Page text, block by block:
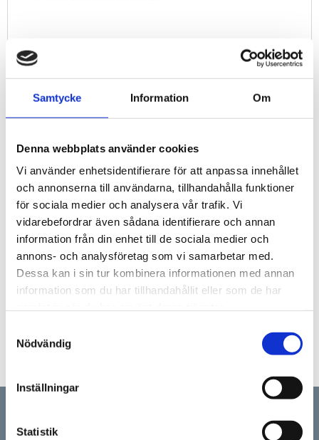
Samtycke Information Om
Denna webbplats använder cookies
Vi använder enhetsidentifierare för att anpassa innehållet
och annonserna till användarna, tillhandahålla funktioner
för sociala medier och analysera vår trafik. Vi
vidarebefordrar även sådana identifierare och annan
information från din enhet till de sociala medier och
annons- och analysföretag som vi samarbetar med.
Dessa kan i sin tur kombinera informationen med annan
information som du har tillhandahållit eller som de har
Nödvändig
Inställningar
Statistik
499
KÖP
Artikelnr
02400000
Vikt
0,3 kg